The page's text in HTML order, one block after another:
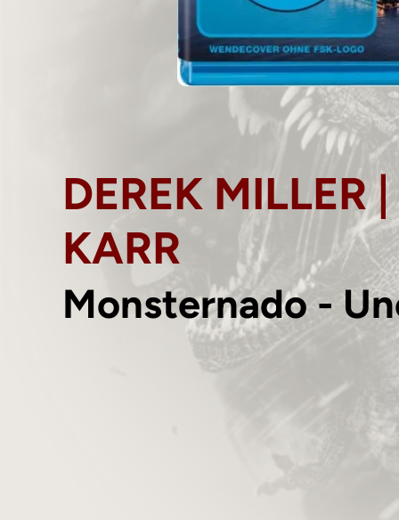
DEREK MILLER
KARR
Monsternado -